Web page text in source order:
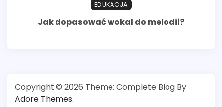
EDUKACJA
Jak dopasować wokal do melodii?
Copyright © 2026 Theme: Complete Blog By
Adore Themes.